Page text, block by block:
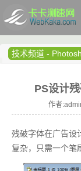
技术频道 -
PS设计
作者
残破字体在广告设
复杂，只需一个笔